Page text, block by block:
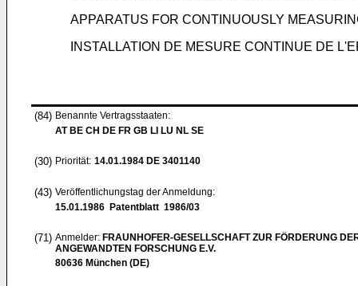
APPARATUS FOR CONTINUOUSLY
INSTALLATION DE MESURE CONTINUE DE
(84) Benannte Vertragsstaaten:
AT BE CH DE FR GB LI LU NL SE
(30) Priorität: 14.01.1984 DE 3401140
(43) Veröffentlichungstag der Anmeldung:
15.01.1986 Patentblatt 1986/03
(71) Anmelder: FRAUNHOFER-GESELLSCHAFT ZUR FÖRDERUNG
ANGEWANDTEN FORSCHUNG E.V.
80636 München (DE)